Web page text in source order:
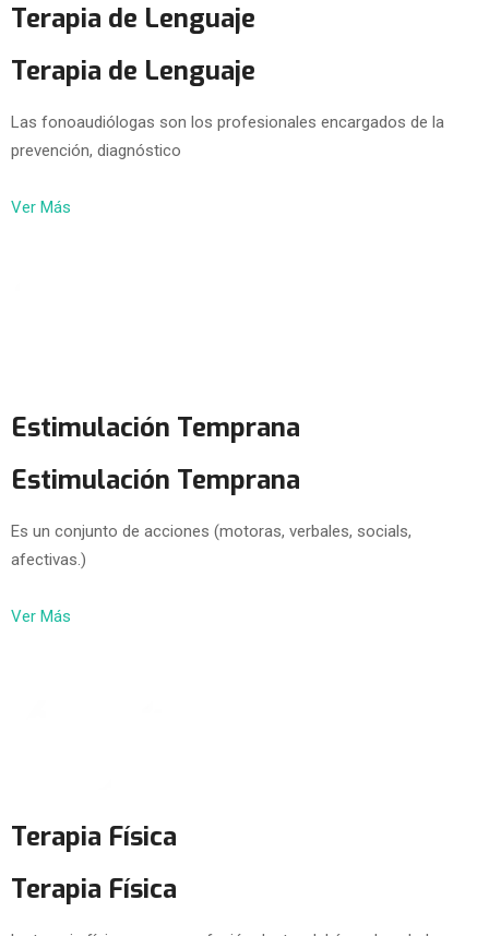
Terapia de Lenguaje
Terapia de Lenguaje
Las fonoaudiólogas son los profesionales encargados de la
prevención, diagnóstico
Ver Más
Estimulación Temprana
Estimulación Temprana
Es un conjunto de acciones (motoras, verbales, socials,
afectivas.)
Ver Más
Terapia Física
Terapia Física